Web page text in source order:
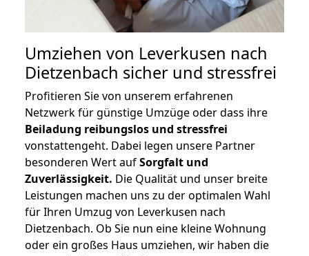
Umziehen von Leverkusen nach
Dietzenbach sicher und stressfrei
Profitieren Sie von unserem erfahrenen
Netzwerk für günstige Umzüge oder dass ihre
Beiladung reibungslos und stressfrei
vonstattengeht. Dabei legen unsere Partner
besonderen Wert aufSorgfalt und
Zuverlässigkeit. Die Qualität und unser breite
Leistungen machen uns zu der optimalen Wahl
für Ihren Umzug von Leverkusen nach
Dietzenbach. Ob Sie nun eine kleine Wohnung
oder ein großes Haus umziehen, wir haben die